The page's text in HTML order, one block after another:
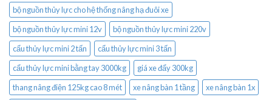
bộ nguồn thủy lực cho hệ thống nâng hạ đuôi xe
bộ nguồn thủy lực mini 12v
bộ nguồn thủy lực mini 220v
cẩu thủy lực mini 2 tấn
cẩu thủy lực mini 3 tấn
cẩu thủy lực mini bằng tay 3000kg
giá xe đẩy 300kg
thang nâng điện 125kg cao 8 mét
xe nâng bàn 1 tầng xe nâng bàn 1x